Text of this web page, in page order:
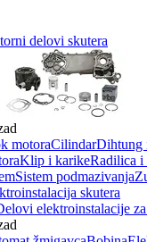
delovi skutera
motoraCilindarDihtung
Klip i karikeRadilica i
Sistem podmazivanja
skutera